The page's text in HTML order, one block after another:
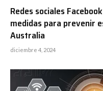
Redes sociales
medidas para prevenir
Australia
diciembre 4, 2024